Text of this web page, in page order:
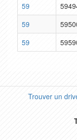
59
59
59
Trouver un